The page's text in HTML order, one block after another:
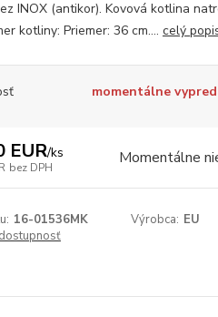
INOX (antikor). Kovová kotlina
kotliny: Priemer: 36 cm.... celý
momentálne
EUR/ks
bez DPH Momentálne
16-01536MK Výrobca: EU